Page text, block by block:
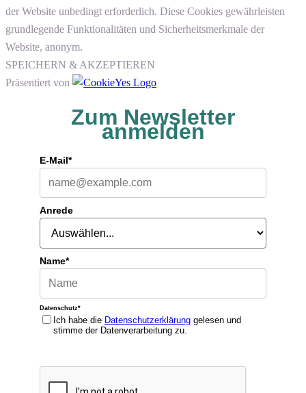
der Website unbedingt erforderlich. Diese Cookies gewährleisten
grundlegende Funktionalitäten und Sicherheitsmerkmale der
Website, anonym.
SPEICHERN & AKZEPTIEREN
Präsentiert von
Zum Newsletter
anmelden
E-Mail*
Anrede
Name*
Datenschutz*
Ich habe die Datenschutzerklärunggelesen und
stimme der Datenverarbeitung zu.